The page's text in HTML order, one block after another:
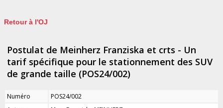
Retour à l'OJ
Postulat de Meinherz Franziska et crts - Un
tarif spécifique pour le stationnement des SUV
de grande taille (POS24/002)
Numéro
POS24/002